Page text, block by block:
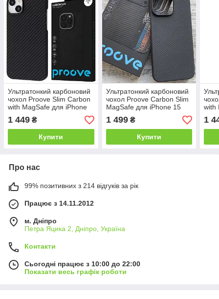
Ультратонкий карбоновий
чохол Proove Slim Carbon
with MagSafe для iPhone
14
1 449 ₴
Купити
Ультратонкий карбоновий
чохол Proove Carbon Slim
MagSafe для iPhone 15
Pro (Onyx)
1 499₴
Купити
with
14
1
Про нас
99% позитивних з 214 відгуків за рік
Працює з 14.11.2012
м. Дніпро
Петра Яцика 2, Дніпро, Україна
Контакти
Сьогодні працює з 10:00 до 22:00
Показати весь графік роботи